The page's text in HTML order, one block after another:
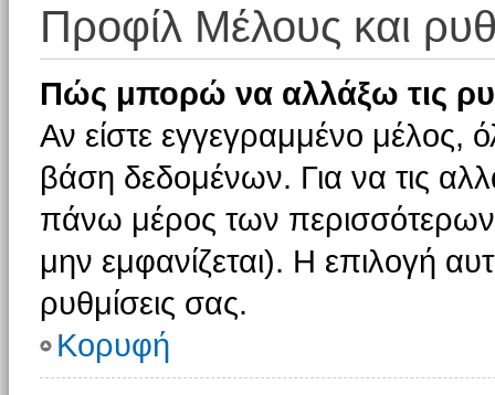
Προφίλ Μέλους και
Πώς μπορώ να αλλάξω τις
Αν είστε εγγεγραμμένο μέλος,
βάση δεδομένων. Για να τις
πάνω μέρος των περισσότερων
μην εμφανίζεται). Η επιλογή
ρυθμίσεις σας.
Κορυφή